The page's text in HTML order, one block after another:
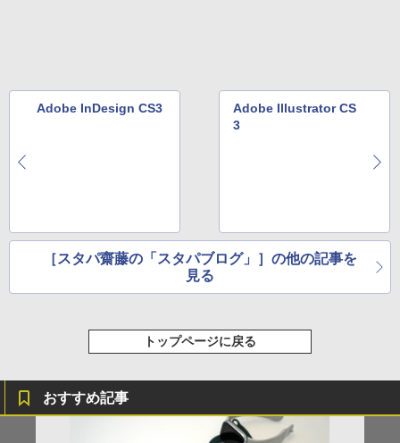
Adobe InDesign CS3
Adobe Illustrator CS
3
［スタパ齋藤の「スタパブログ」］の他の記事を
見る
トップページに戻る
おすすめ記事